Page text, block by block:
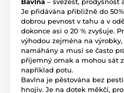
Bavlna – svěžest, prodyšnost
Je přidávána přibližně do
dobrou pevnost v tahu a v
dokonce asi o 20 % zvyšuje.
výhodou zejména na
namáhány a musí se často
příjemný omak a mohou sát
například potu.
Bavlna je pěstována bez
hnojiv. Je na dotek měkčí,